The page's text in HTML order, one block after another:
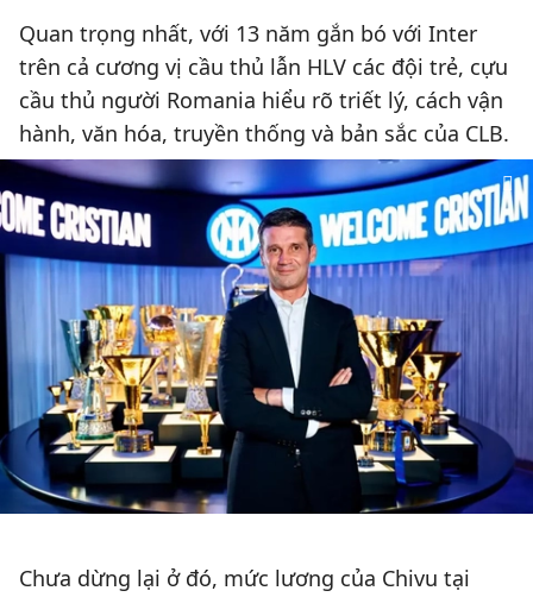
Quan trọng nhất, với 13 năm gắn bó với Inter
trên cả cương vị cầu thủ lẫn HLV các đội trẻ, cựu
cầu thủ người Romania hiểu rõ triết lý, cách vận
hành, văn hóa, truyền thống và bản sắc của CLB.
Chưa dừng lại ở đó, mức lương của Chivu tại